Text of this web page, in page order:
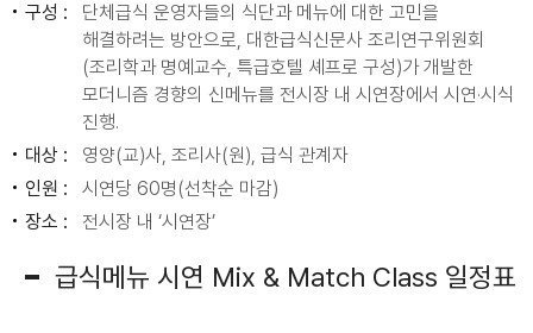
구성 :
단체급식 운영자들의 식단과 메뉴에 대한 고민을
해결하려는 방안으로, 대한급식신문사 조리연구위원회
(조리학과 명예교수, 특급호텔 셰프로 구성)가 개발한
모더니즘 경향의 신메뉴를 전시장 내 시연장에서 시연·시식
진행.
대상 :
영양(교)사, 조리사(원), 급식 관계자
인원 :
시연당 60명(선착순 마감)
장소 :
전시장 내 ‘시연장’
급식메뉴 시연 Mix & Match Class 일정표